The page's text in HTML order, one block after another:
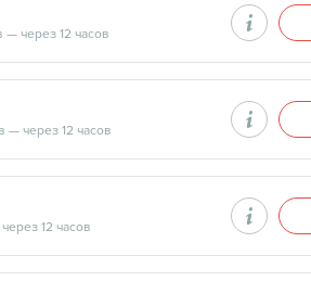
— через 12 часов
— через 12 часов
12 часов